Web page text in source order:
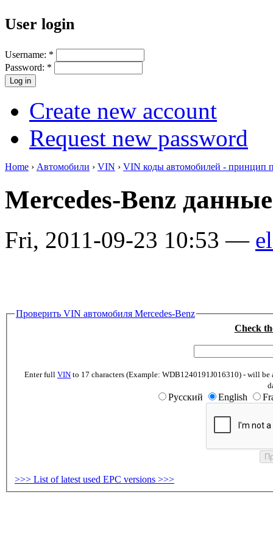
User login
Username: *
Password: *
Create new account
Request new password
Home › Автомобили › VIN › VIN коды автомобилей - принцип
Mercedes-Benz
Fri, 2011-09-23 10:53 —
Проверить VIN автомобиля Mercedes-Benz
Check
Enter full VIN to 17 characters (Example: WDB1240191J016310) - will
Русский English
>>> List of latest used EPC versions >>>